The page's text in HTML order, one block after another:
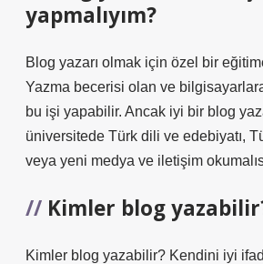
yapmalıyım?
Blog yazarı olmak için özel bir
Yazma becerisi olan ve
bu işi yapabilir. Ancak iyi bir blog
üniversitede Türk dili ve edebiyatı,
veya yeni medya ve iletişim
Kimler blog
Kimler blog yazabilir? Kendini iyi